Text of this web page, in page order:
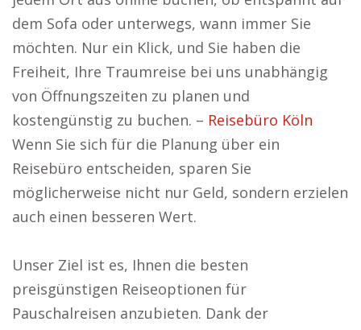
dem Sofa oder unterwegs, wann immer Sie
möchten. Nur ein Klick, und Sie haben die
Freiheit, Ihre Traumreise bei uns unabhängig
von Öffnungszeiten zu planen und
kostengünstig zu buchen. – Reisebüro Köln
Wenn Sie sich für die Planung über ein
Reisebüro entscheiden, sparen Sie
möglicherweise nicht nur Geld, sondern erzielen
auch einen besseren Wert.
Unser Ziel ist es, Ihnen die besten
preisgünstigen Reiseoptionen für
Pauschalreisen anzubieten. Dank der